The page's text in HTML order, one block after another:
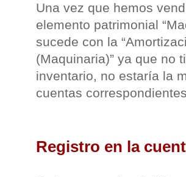
Una vez que hemos
elemento patrimonial
sucede con la
(Maquinaria)” ya que no
inventario, no estaría la
cuentas
Registro en la